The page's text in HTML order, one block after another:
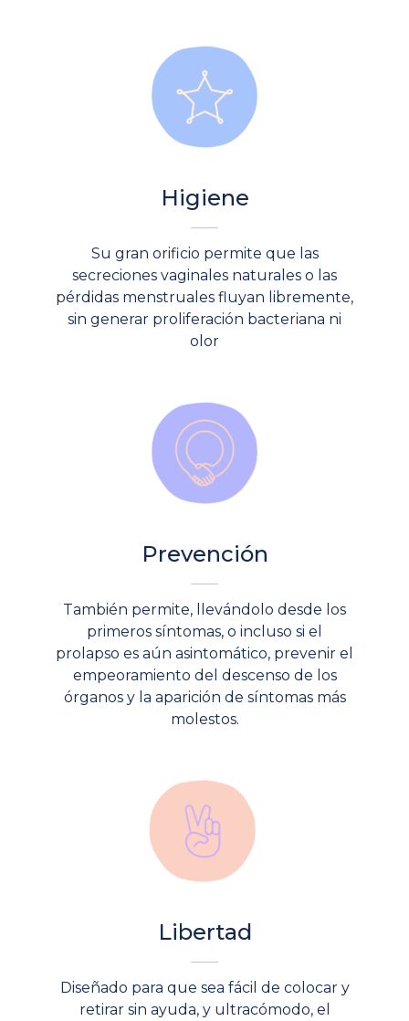
Higiene
Su gran orificio permite que las
secreciones vaginales naturales o las
pérdidas menstruales fluyan libremente,
sin generar proliferación bacteriana ni
olor
Prevención
También permite, llevándolo desde los
primeros síntomas, o incluso si el
prolapso es aún asintomático, prevenir el
empeoramiento del descenso de los
órganos y la aparición de síntomas más
molestos.
Libertad
Diseñado para que sea fácil de colocar y
retirar sin ayuda, y ultracómodo, el